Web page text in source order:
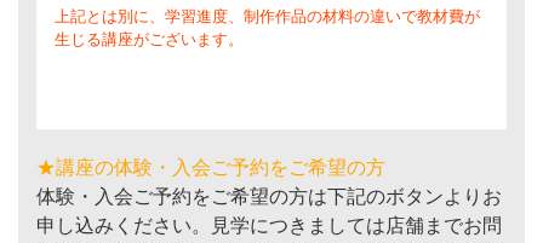
上記とは別に、学習進度、制作作品の材料の違いで教材費が
生じる講座がございます。
★講座の体験・入会ご予約をご希望の方
体験・入会ご予約をご希望の方は下記のボタンよりお
申し込みください。見学につきましては店舗までお問